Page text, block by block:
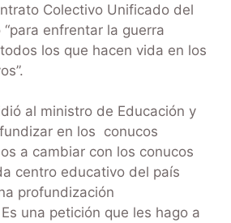
Colectivo Unificado del
enfrentar la guerra
los que hacen vida en los
al ministro de Educación y
en los conucos
a cambiar con los conucos
centro educativo del país
profundización
una petición que les hago a